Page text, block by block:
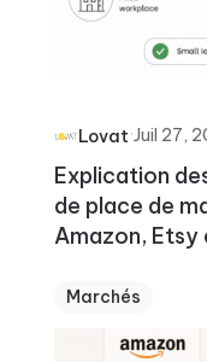
Lovat·Juil 27,
Explication
de place de
Amazon, Etsy
Marchés